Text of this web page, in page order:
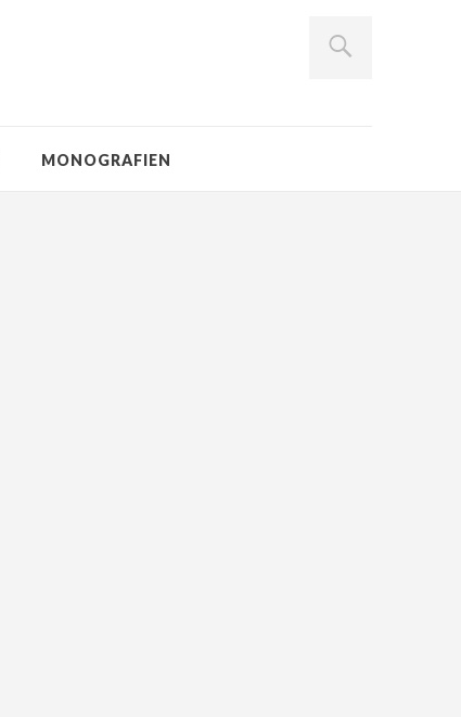
MONOGRAFIEN